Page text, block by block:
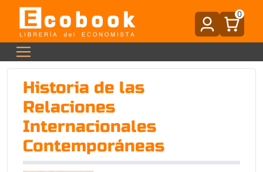
0
Historia de las
Relaciones
Internacionales
Contemporáneas